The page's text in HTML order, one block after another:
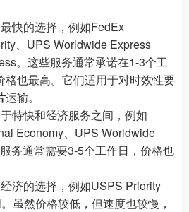
快的选择，例如FedEx
、UPS Worldwide Express
。这些服务通常承诺在1-3个工
格也最高。它们适用于对时效性要
运输。
特快和经济服务之间，例如
Economy、UPS Worldwide
务通常需要3-5个工作日，价格也
济的选择，例如USPS Priority
虽然价格较低，但速度也较慢，